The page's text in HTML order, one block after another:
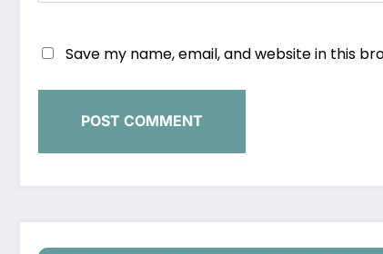
Save my name, email, and website in this